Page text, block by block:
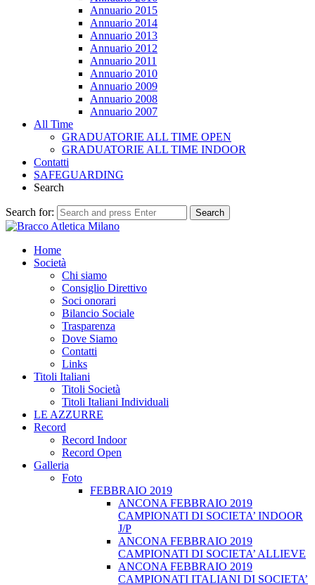
Annuario 2015
Annuario 2014
Annuario 2013
Annuario 2012
Annuario 2011
Annuario 2010
Annuario 2009
Annuario 2008
Annuario 2007
All Time
GRADUATORIE ALL TIME OPEN
GRADUATORIE ALL TIME INDOOR
Contatti
SAFEGUARDING
Search
Search for: Search
Home
Società
Chi siamo
Consiglio Direttivo
Soci onorari
Bilancio Sociale
Trasparenza
Dove Siamo
Contatti
Links
Titoli Italiani
Titoli Società
Titoli Italiani Individuali
LE AZZURRE
Record
Record Indoor
Record Open
Galleria
Foto
FEBBRAIO 2019
ANCONA FEBBRAIO 2019
CAMPIONATI DI SOCIETA’ INDOOR
J/P
ANCONA FEBBRAIO 2019
CAMPIONATI DI SOCIETA’ ALLIEVE
ANCONA FEBBRAIO 2019
CAMPIONATI ITALIANI DI SOCIETA’